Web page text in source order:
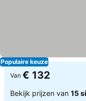
Populaire keuze
Van € 132
Bekijk prijzen van 15